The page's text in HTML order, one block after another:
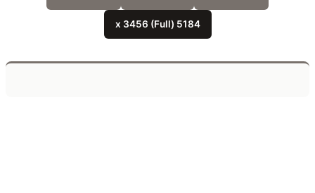
5184 x 3456 (Full)